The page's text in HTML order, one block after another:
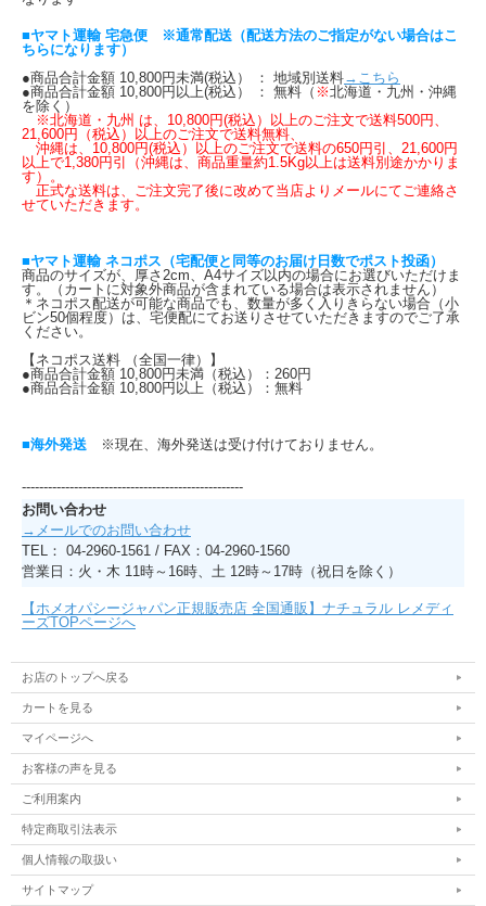
■ヤマト運輸 宅急便 ※通常配送（配送方法のご指定がない場合はこ
ちらになります）
●商品合計金額 10,800円未満(税込） ： 地域別送料→こちら
●商品合計金額 10,800円以上(税込） ： 無料（ ※北海道・九州・沖縄
を除く）
※北海道・九州 は、10,800円(税込）以上のご注文で送料500円、
21,600円（税込）以上のご注文で送料無料、
沖縄は、10,800円(税込）以上のご注文で送料の650円引、21,600円
以上で1,380円引（沖縄は、商品重量約1.5Kg以上は送料別途かかりま
す）。
正式な送料は、ご注文完了後に改めて当店よりメールにてご連絡さ
せていただきます。
■ヤマト運輸 ネコポス（宅配便と同等のお届け日数でポスト投函）
商品のサイズが、厚さ2cm、A4サイズ以内の場合にお選びいただけま
す。（カートに対象外商品が含まれている場合は表示されません）
＊ネコポス配送が可能な商品でも、数量が多く入りきらない場合（小
ビン50個程度）は、宅便配にてお送りさせていただきますのでご了承
ください。
【ネコポス送料 （全国一律）】
●商品合計金額 10,800円未満（税込）：260円
●商品合計金額 10,800円以上（税込）：無料
■海外発送 ※現在、海外発送は受け付けておりません。
---------------------------------------------------
お問い合わせ
→メールでのお問い合わせ
TEL： 04-2960-1561 / FAX：04-2960-1560
営業日：火・木 11時～16時、土 12時～17時（祝日を除く）
【ホメオパシージャパン正規販売店 全国通販】ナチュラル レメディ
ーズTOPページへ
お店のトップへ戻る
カートを見る
マイページへ
お客様の声を見る
ご利用案内
特定商取引法表示
個人情報の取扱い
サイトマップ